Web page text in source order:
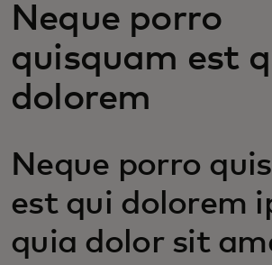
Untuk inovator
Berita dan tren
Neque porro
quisquam est
dolorem
Neque porro
est qui dolorem
quia dolor sit